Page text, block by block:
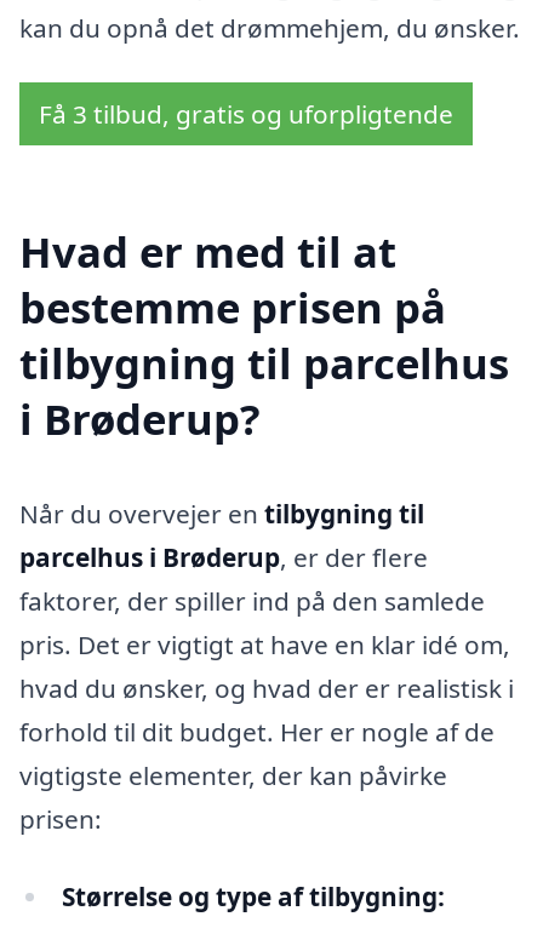
kan du opnå det drømmehjem, du ønsker.
Få 3 tilbud, gratis og uforpligtende
Hvad er med til at
bestemme prisen på
tilbygning til parcelhus
i Brøderup?
Når du overvejer en tilbygning til
parcelhus i Brøderup, er der flere
faktorer, der spiller ind på den samlede
pris. Det er vigtigt at have en klar idé om,
hvad du ønsker, og hvad der er realistisk i
forhold til dit budget. Her er nogle af de
vigtigste elementer, der kan påvirke
prisen:
Størrelse og type af tilbygning: